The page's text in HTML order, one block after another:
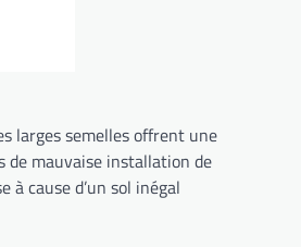
larges semelles offrent une
de mauvaise installation de
à cause d’un sol inégal